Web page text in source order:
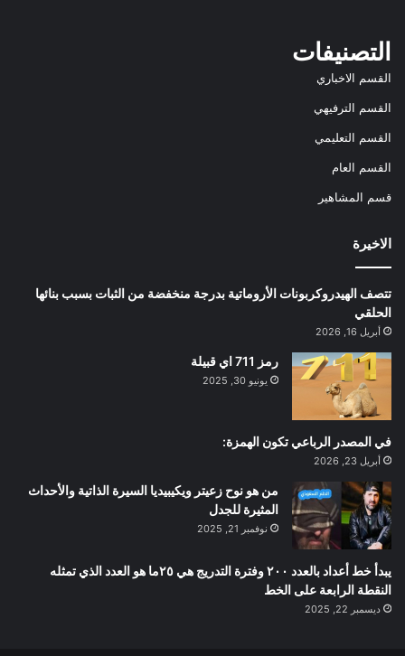
التصنيفات
القسم الاخباري
القسم الترفيهي
القسم التعليمي
القسم العام
قسم المشاهير
الاخيرة
تتصف الهيدروكربونات الأروماتية بدرجة منخفضة من الثبات بسبب بنائها
الحلقي
أبريل 16, 2026
رمز 711 اي قبيلة
يونيو 30, 2025
في المصدر الرباعي تكون الهمزة:
أبريل 23, 2026
من هو نوح زعيتر ويكيبيديا السيرة الذاتية والأحداث
المثيرة للجدل
نوفمبر 21, 2025
يبدأ خط أعداد بالعدد ٢٠٠ وفترة التدريج هي ٢٥ما هو العدد الذي تمثله
النقطة الرابعة على الخط
ديسمبر 22, 2025